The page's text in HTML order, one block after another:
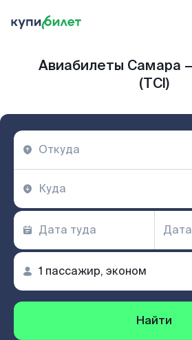
Авиабилеты Самара
(TCI)
Найти